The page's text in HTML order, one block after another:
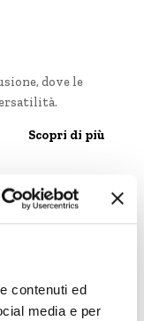
contenuti ed
media e per
dove le
Scopri di più
del calore e